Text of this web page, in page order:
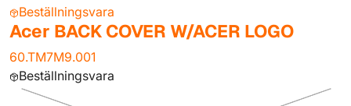
Beställningsvara
Acer BACK COVER W/ACER LOGO
60.TM7M9.001
Beställningsvara